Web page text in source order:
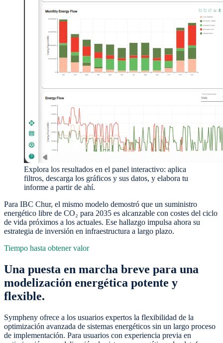
Explora los resultados en el panel interactivo: aplica
filtros, descarga los gráficos y sus datos, y elabora tu
informe a partir de ahí.
Para IBC Chur, el mismo modelo demostró que un suministro
energético libre de CO₂ para 2035 es alcanzable con costes del ciclo
de vida próximos a los actuales. Ese hallazgo impulsa ahora su
estrategia de inversión en infraestructura a largo plazo.
Tiempo hasta obtener valor
Una puesta en marcha breve para una
modelización energética potente y
flexible.
Sympheny ofrece a los usuarios expertos la flexibilidad de la
optimización avanzada de sistemas energéticos sin un largo proceso
de implementación. Para usuarios con experiencia previa en